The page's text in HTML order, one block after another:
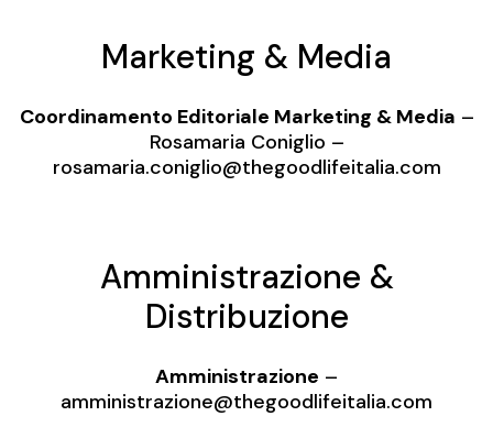
Marketing & Media
Coordinamento Editoriale Marketing & Media –
Rosamaria Coniglio –
rosamaria.coniglio@thegoodlifeitalia.com
Amministrazione &
Distribuzione
Amministrazione –
amministrazione@thegoodlifeitalia.com